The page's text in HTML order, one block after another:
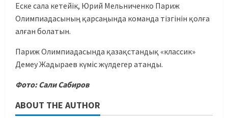
Еске сала кетейік, Юрий Мельниченко Париж
Олимпиадасының қарсаңында команда тізгінін қолға
алған болатын.
Париж Олимпиадасында қазақстандық «классик»
Демеу Жадыраев күміс жүлдегер атанды.
Фото: Сали Сабиров
ABOUT THE AUTHOR